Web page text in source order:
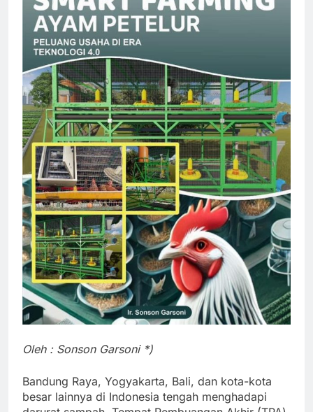
Oleh : Sonson Garsoni *)
Bandung Raya, Yogyakarta, Bali, dan kota-kota
besar lainnya di Indonesia tengah menghadapi